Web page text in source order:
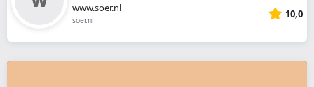
www.soer.nl
soer.nl 10,0